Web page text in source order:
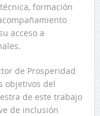
formación
acceso a
de Prosperidad
objetivos del
de este trabajo
de inclusión